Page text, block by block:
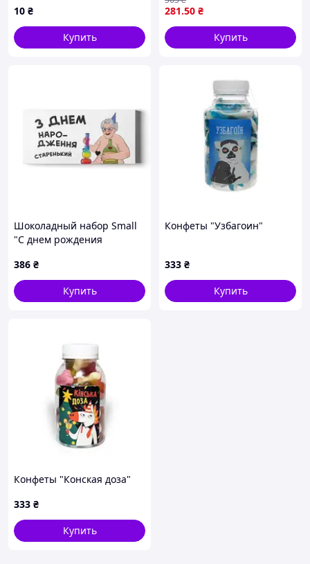
10 ₴
Купить
крепкого крепкого напитка
в домашних условиях
281.50 ₴
Купить
Шоколадный набор Small
"С днем рождения
386 ₴
Купить
Конфеты "Узбагоин"
333 ₴
Купить
Конфеты "Конская доза"
333 ₴
Купить